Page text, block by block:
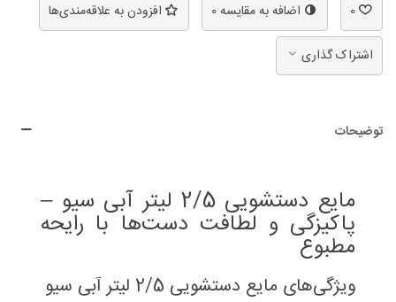
0 اضافه به مقایسه0 افزودن به علاقه‌مندی‌ها
اشتراک گذاری
توضیحات
مایع دستشویی 2/5 لیتر آبی سیو –
پاکیزگی و لطافت دست‌ها با رایحه
مطبوع
ویژگی‌های مایع دستشویی 2/5 لیتر آبی سیو